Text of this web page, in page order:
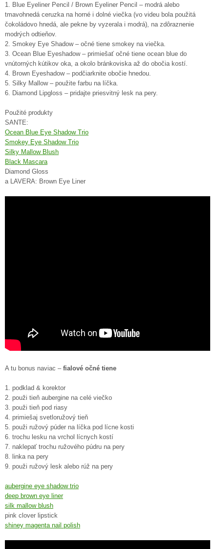
1. Blue Eyeliner Pencil / Brown Eyeliner Pencil – modrá alebo
tmavohnedá ceruzka na horné i dolné viečka (vo videu bola použitá
čokoládovo hnedá, ale pekne by vyzerala i modrá), na zdôraznenie
modrých odtieňov.
2. Smokey Eye Shadow – očné tiene smokey na viečka.
3. Ocean Blue Eyeshadow – primiešať očné tiene ocean blue do
vnútorných kútikov oka, a okolo bránkoviska až do obočia kostí.
4. Brown Eyeshadow – podčiarknite obočie hnedou.
5. Silky Mallow – použite farbu na líčka.
6. Diamond Lipgloss – pridajte priesvitný lesk na pery.
Použité produkty
SANTE:
Ocean Blue Eye Shadow Trio
Smokey Eye Shadow Trio
Silky Mallow Blush
Black Mascara
Diamond Gloss
a LAVERA: Brown Eye Liner
A tu bonus naviac – fialové očné tiene
1. podklad & korektor
2. použi tieň aubergine na celé viečko
3. použi tieň pod riasy
4. primiešaj svetloružový tieň
5. použi ružový púder na líčka pod lícne kosti
6. trochu lesku na vrchol lícnych kostí
7. naklepať trochu ružového púdru na pery
8. linka na pery
9. použi ružový lesk alebo rúž na pery
aubergine eye shadow trio
deep brown eye liner
silk mallow blush
pink clover lipstick
shiney magenta nail polish